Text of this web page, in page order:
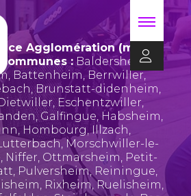
Agglomération (m2A)
: Baldersheim,
, Battenheim, Berrwiller,
,Brunstatt-didenheim,
, Eschentzwiller,
,Galfingue, Habsheim,
, Hombourg,Illzach,
, Morschwiller-le-
, Niffer, Ottmarsheim, Petit-
, Pulversheim, Reiningue,
, Rixheim,Ruelisheim,